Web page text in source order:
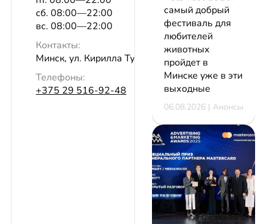
сб. 08:00—22:00
вс. 08:00—22:00
Контакты:
Минск, ул. Кирилла Туровского, 8
Телефоны:
+375 29 516-92-48
самый добрый
фестиваль для
любителей
животных
пройдет в
Минске уже в эти
выходные
06.08.2026 | Анонсы